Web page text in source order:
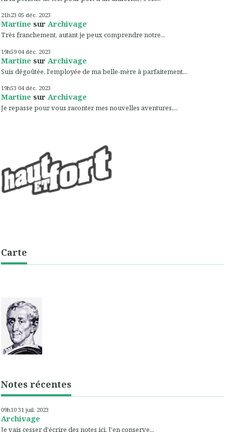
21h23 05 déc. 2023
Martine sur Archivage
Très franchement, autant je peux comprendre notre...
19h59 04 déc. 2023
Martine sur Archivage
Suis dégoûtée, l'employée de ma belle-mère à parfaitement...
19h53 04 déc. 2023
Martine sur Archivage
Je repasse pour vous raconter mes nouvelles aventures,...
Carte
Notes récentes
09h10 31 juil. 2023
Archivage
Je vais cesser d'écrire des notes ici. J'en conserve...